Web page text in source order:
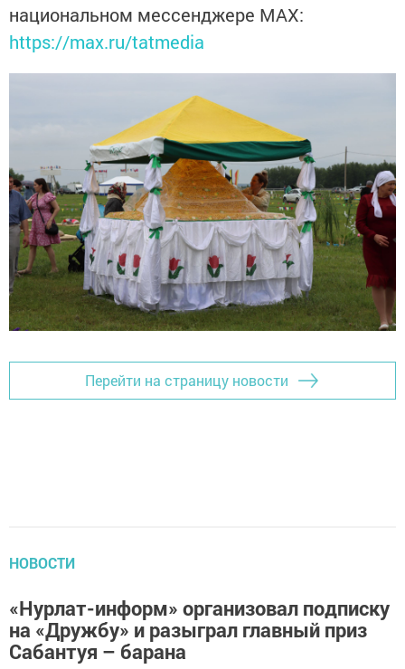
национальном мессенджере MАХ:
https://max.ru/tatmedia
Перейти на страницу новости
НОВОСТИ
«Нурлат-информ» организовал подписку
на «Дружбу» и разыграл главный приз
Сабантуя – барана